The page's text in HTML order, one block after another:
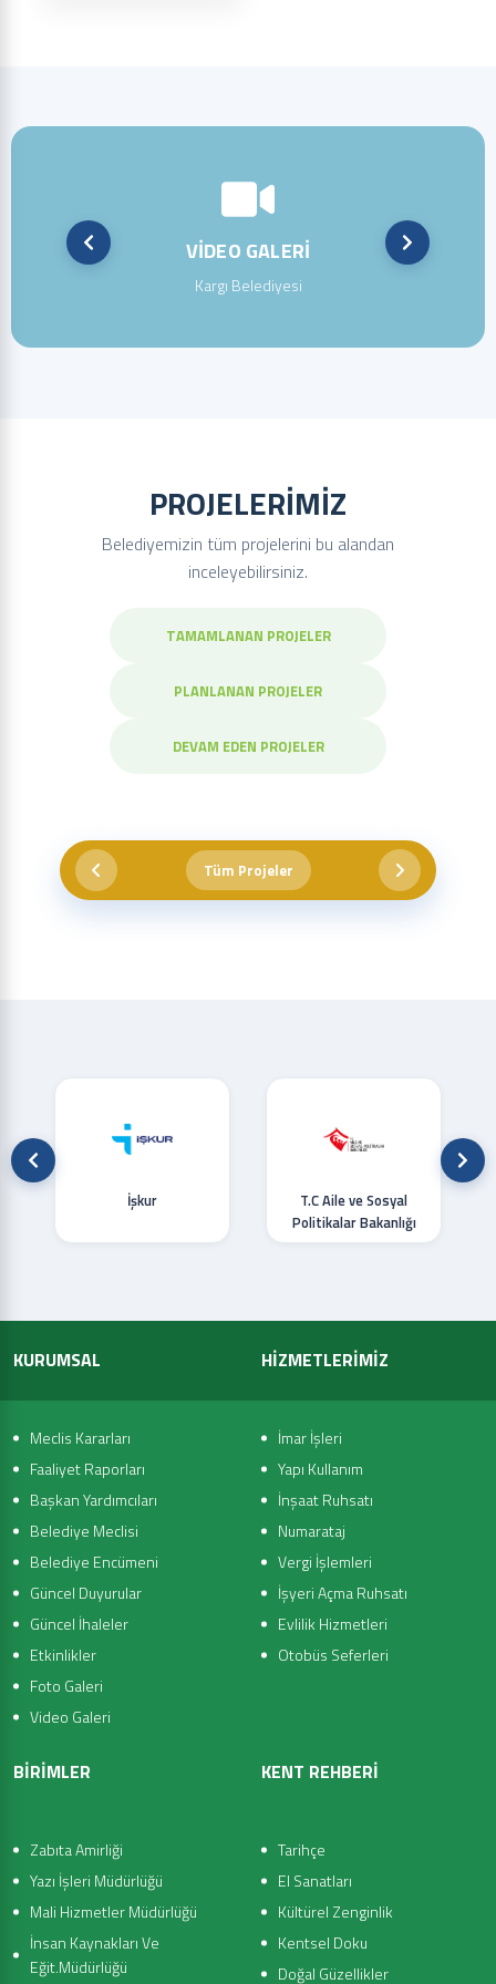
VİDEO GALERİ
Kargı Belediyesi
PROJELERIMIZ
Belediyemizin tüm projelerini bu alandan
inceleyebilirsiniz.
TAMAMLANAN PROJELER
PLANLANAN PROJELER
DEVAM EDEN PROJELER
Tüm Projeler
İşkur
T.C Aile ve Sosyal
Politikalar Bakanlığı
KURUMSAL
Meclis Kararları
Faaliyet Raporları
Başkan Yardımcıları
Belediye Meclisi
Belediye Encümeni
Güncel Duyurular
Güncel İhaleler
Etkinlikler
Foto Galeri
Video Galeri
HİZMETLERİMİZ
İmar İşleri
Yapı Kullanım
İnşaat Ruhsatı
Numarataj
Vergi İşlemleri
İşyeri Açma Ruhsatı
Evlilik Hizmetleri
Otobüs Seferleri
BİRİMLER
Zabıta Amirliği
Yazı İşleri Müdürlüğü
Mali Hizmetler Müdürlüğü
İnsan Kaynakları Ve
Eğit.Müdürlüğü
KENT REHBERİ
Tarihçe
El Sanatları
Kültürel Zenginlik
Kentsel Doku
Doğal Güzellikler